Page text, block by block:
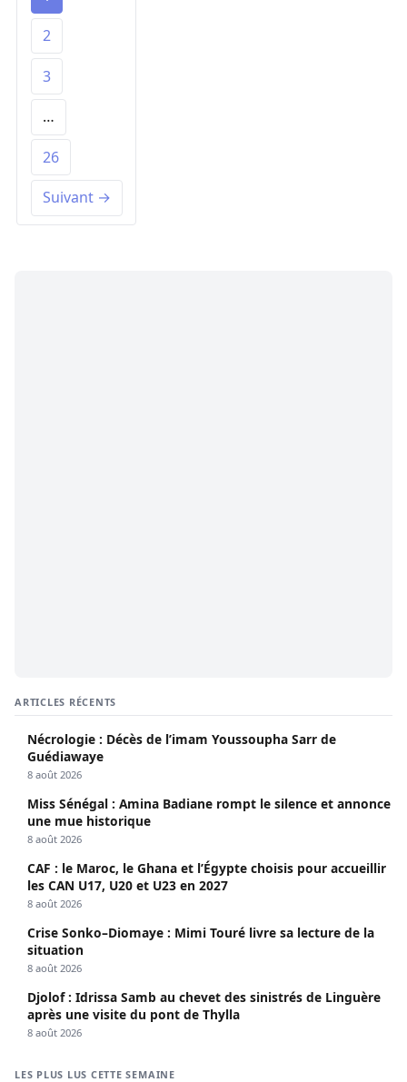
2
3
…
26
Suivant →
ARTICLES RÉCENTS
Nécrologie : Décès de l’imam Youssoupha Sarr de
Guédiawaye
8 août 2026
Miss Sénégal : Amina Badiane rompt le silence et annonce
une mue historique
8 août 2026
CAF : le Maroc, le Ghana et l’Égypte choisis pour accueillir
les CAN U17, U20 et U23 en 2027
8 août 2026
Crise Sonko–Diomaye : Mimi Touré livre sa lecture de la
situation
8 août 2026
Djolof : Idrissa Samb au chevet des sinistrés de Linguère
après une visite du pont de Thylla
8 août 2026
LES PLUS LUS CETTE SEMAINE